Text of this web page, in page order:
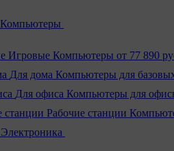
Компьютеры
Игровые Компьютеры от 77 890
Для дома Компьютеры для
Для офиса Компьютеры для
Рабочие станции
Электроника